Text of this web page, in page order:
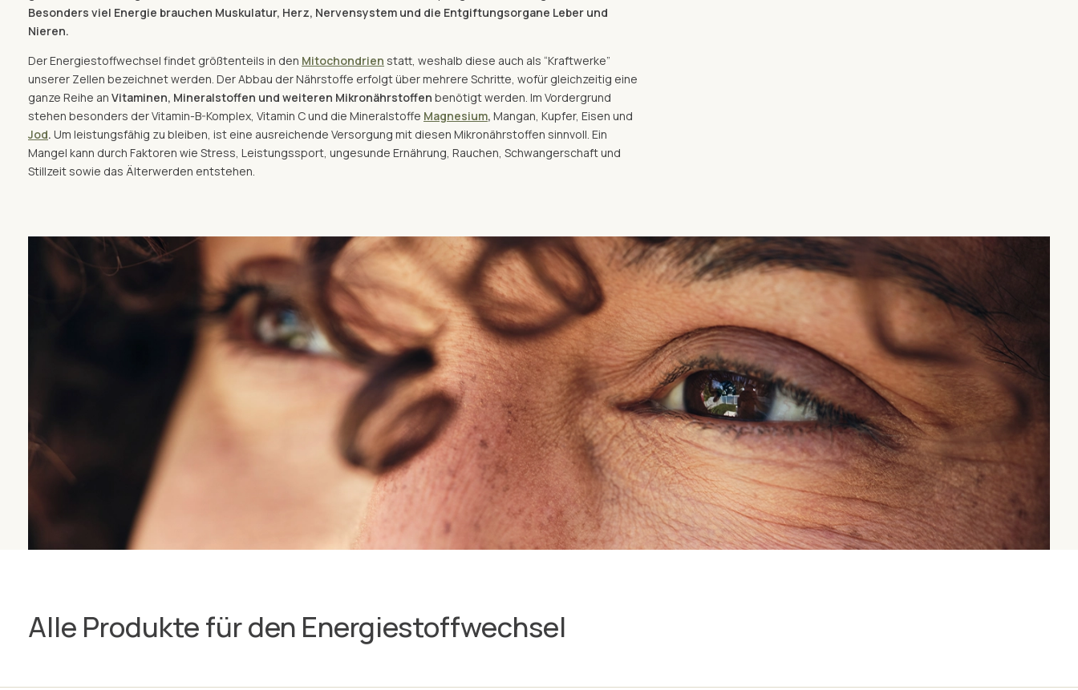
Besonders viel Energie brauchen Muskulatur, Herz, Nervensystem und die Entgiftungsorgane Leber und
Nieren.
Der Energiestoffwechsel findet größtenteils in den Mitochondrien statt, weshalb diese auch als “Kraftwerke”
unserer Zellen bezeichnet werden. Der Abbau der Nährstoffe erfolgt über mehrere Schritte, wofür gleichzeitig eine
ganze Reihe an Vitaminen, Mineralstoffen und weiteren Mikronährstoffen benötigt werden. Im Vordergrund
stehen besonders der Vitamin-B-Komplex, Vitamin C und die Mineralstoffe Magnesium, Mangan, Kupfer, Eisen und
Jod. Um leistungsfähig zu bleiben, ist eine ausreichende Versorgung mit diesen Mikronährstoffen sinnvoll. Ein
Mangel kann durch Faktoren wie Stress, Leistungssport, ungesunde Ernährung, Rauchen, Schwangerschaft und
Stillzeit sowie das Älterwerden entstehen.
Alle Produkte für den Energiestoffwechsel